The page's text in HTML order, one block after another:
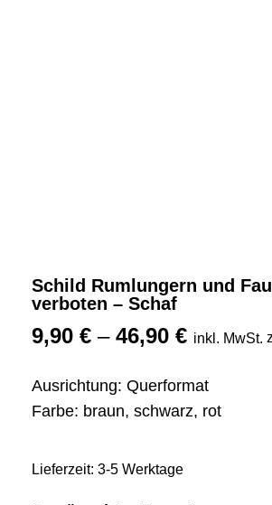
Schild Rumlungern und
verboten – Schaf
9,90 € – 46,90 € inkl. MwSt.
Ausrichtung: Querformat
Farbe: braun, schwarz, rot
Lieferzeit: 3-5 Werktage